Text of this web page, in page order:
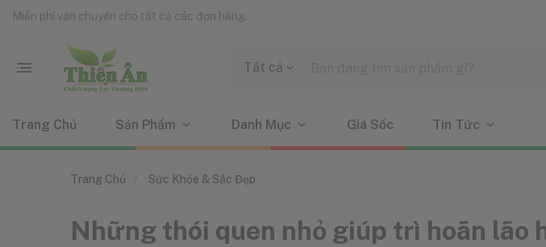
Miễn phí vận chuyển cho tất cả các đơn hàng.
Tất cả
Trang Chủ Sản Phẩm Danh Mục Giá Sốc Tin Tức
Trang Chủ Sức Khỏe & Sắc Đẹp
Những thói quen nhỏ giúp trì hoãn lão